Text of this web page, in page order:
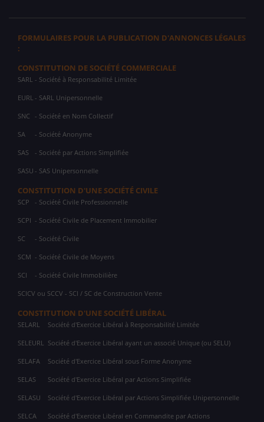
FORMULAIRES POUR LA PUBLICATION D'ANNONCES LÉGALES
:
CONSTITUTION DE SOCIÉTÉ COMMERCIALE
SARL - Société à Responsabilité Limitée
EURL - SARL Unipersonnelle
SNC - Société en Nom Collectif
SA - Société Anonyme
SAS - Société par Actions Simplifiée
SASU - SAS Unipersonnelle
CONSTITUTION D'UNE SOCIÉTÉ CIVILE
SCP - Société Civile Professionnelle
SCPI - Société Civile de Placement Immobilier
SC - Société Civile
SCM - Société Civile de Moyens
SCI - Société Civile Immobilière
SCICV ou SCCV - SCI / SC de Construction Vente
CONSTITUTION D'UNE SOCIÉTÉ LIBÉRAL
SELARL Société d'Exercice Libéral à Responsabilité Limitée
SELEURL Société d'Exercice Libéral ayant un associé Unique (ou SELU)
SELAFA Société d'Exercice Libéral sous Forme Anonyme
SELAS Société d'Exercice Libéral par Actions Simplifiée
SELASU Société d'Exercice Libéral par Actions Simplifiée Unipersonnelle
SELCA Société d'Exercice Libéral en Commandite par Actions